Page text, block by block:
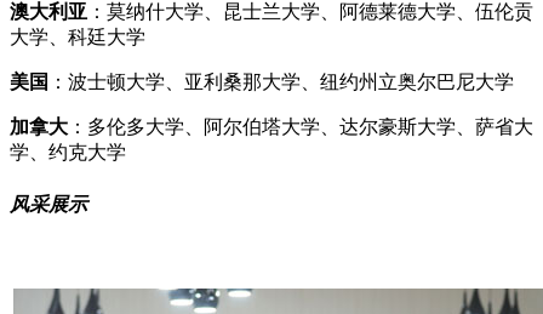
澳大利亚 ：莫纳什大学、昆士兰大学、阿德莱德大学、伍伦贡
大学、科廷大学
美国 ：波士顿大学、亚利桑那大学、纽约州立奥尔巴尼大学
加拿大 ：多伦多大学、阿尔伯塔大学、达尔豪斯大学、萨省大
学、约克大学
风采展示